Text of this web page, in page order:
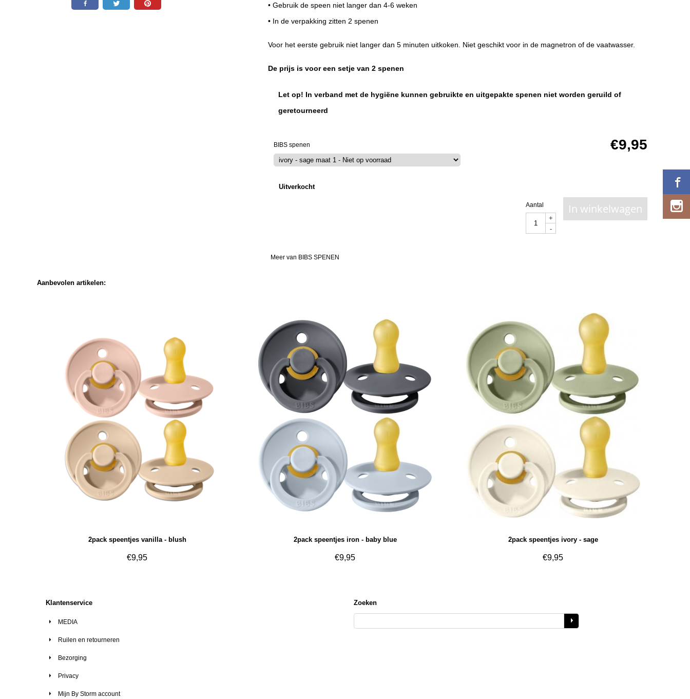
• Gebruik de speen niet langer dan 4-6 weken
• In de verpakking zitten 2 spenen
Voor het eerste gebruik niet langer dan 5 minuten uitkoken. Niet geschikt voor in de magnetron of de vaatwasser.
De prijs is voor een setje van 2 spenen
Let op! In verband met de hygiëne kunnen gebruikte en uitgepakte spenen niet worden geruild of
geretourneerd
€9,95
BIBS spenen
Uitverkocht
Aantal
+
-
In winkelwagen
Meer van BIBS SPENEN
Aanbevolen artikelen:
2pack speentjes vanilla - blush
€9,95
2pack speentjes iron - baby blue
€9,95
2pack speentjes ivory - sage
€9,95
Klantenservice
MEDIA
Ruilen en retourneren
Bezorging
Privacy
Mijn By Storm account
Zoeken